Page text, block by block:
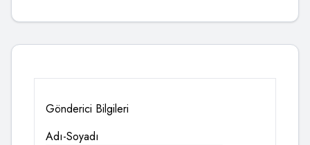
Gönderici Bilgileri
Adı-Soyadı